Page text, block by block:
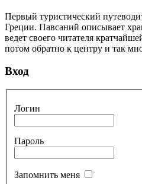
Первый туристический
Греции. Павсаний описывает
ведет своего читателя
потом обратно к центру и так
Вход
Логин
Пароль
Запомнить меня